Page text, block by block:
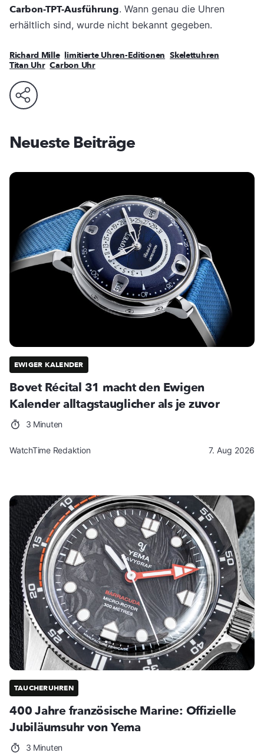
Carbon-TPT-Ausführung. Wann genau die Uhren
erhältlich sind, wurde nicht bekannt gegeben.
Richard Mille limitierte Uhren-Editionen Skelettuhren
Titan Uhr Carbon Uhr
Neueste Beiträge
EWIGER KALENDER
Bovet Récital 31 macht den Ewigen
Kalender alltagstauglicher als je zuvor
3 Minuten
WatchTime Redaktion 7. Aug 2026
TAUCHERUHREN
400 Jahre französische Marine: Offizielle
Jubiläumsuhr von Yema
3 Minuten